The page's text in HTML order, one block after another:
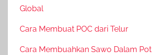
Global
Cara Membuat POC dari Telur
Cara Membuahkan Sawo Dalam Pot